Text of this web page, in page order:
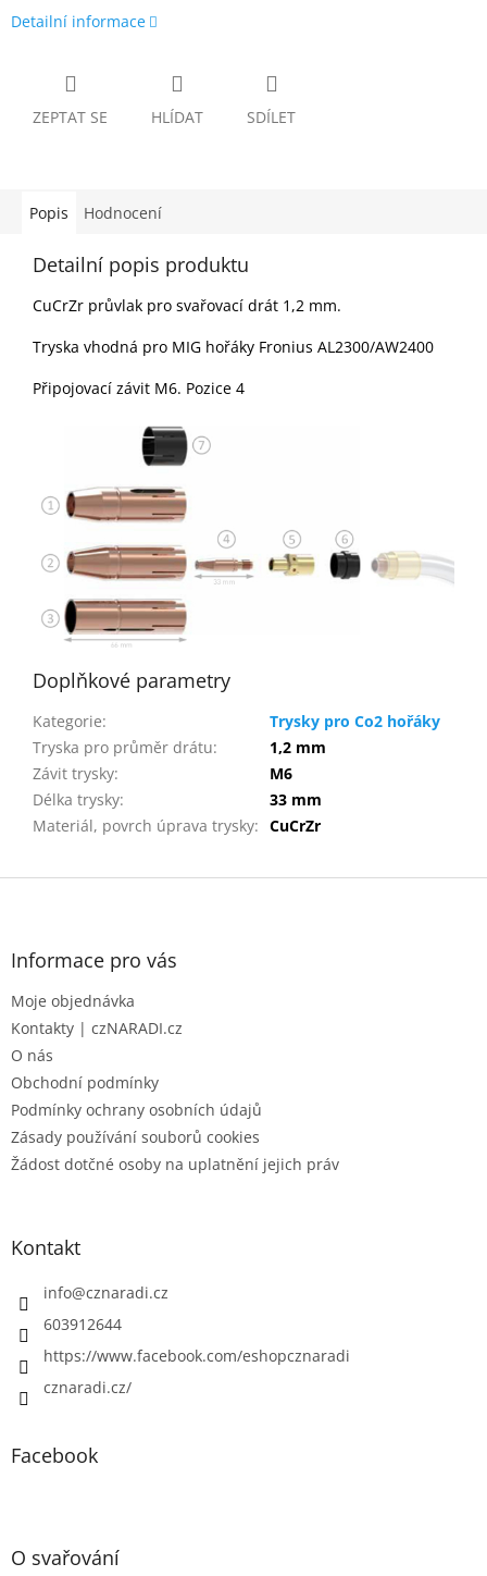
Detailní informace
ZEPTAT SE HLÍDAT SDÍLET
Popis Hodnocení
Detailní popis produktu
CuCrZr průvlak pro svařovací drát 1,2 mm.
Tryska vhodná pro MIG hořáky Fronius AL2300/AW2400
Připojovací závit M6. Pozice 4
Doplňkové parametry
Kategorie:
Trysky pro Co2 hořáky
Tryska pro průměr drátu:
1,2 mm
Závit trysky:
M6
Délka trysky:
33 mm
Materiál, povrch úprava trysky: CuCrZr
Z
Informace pro vás
Moje objednávka
Kontakty | czNARADI.cz
O nás
Obchodní podmínky
Podmínky ochrany osobních údajů
Zásady používání souborů cookies
Žádost dotčné osoby na uplatnění jejich práv
Kontakt
info@cznaradi.cz
603912644
https://www.facebook.com/eshopcznaradi
cznaradi.cz/
Facebook
O svařování